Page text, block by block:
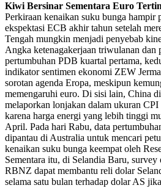
Kiwi Bersinar Sementara Euro
Perkiraan kenaikan suku bunga hampir
ekspektasi ECB akhir tahun setelah
Tengah mungkin menjadi penyebab
Angka ketenagakerjaan triwulanan dan
pertumbuhan PDB kuartal pertama,
indikator sentimen ekonomi ZEW
sorotan agenda Eropa, meskipun
memengaruhi euro. Di sisi lain, China
melaporkan lonjakan dalam ukuran
karena harga energi yang lebih tinggi
April. Pada hari Rabu, data
dipantau di Australia untuk mencari
kenaikan suku bunga keempat oleh
Sementara itu, di Selandia Baru,
RBNZ dapat membantu reli dolar
selama satu bulan terhadap dolar AS